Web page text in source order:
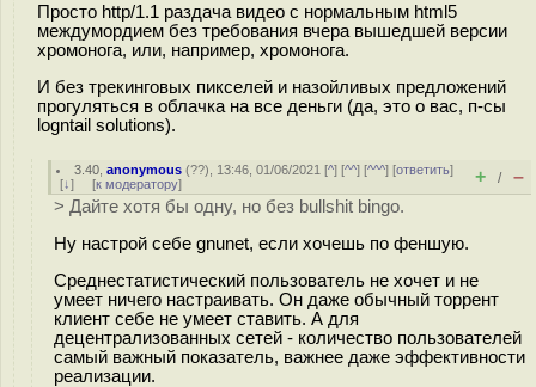
Просто http/1.1 раздача видео с нормальным html5
междумордием без требования вчера вышедшей версии
хромонога, или, например, хромонога.
И без трекинговых пикселей и назойливых предложений
прогуляться в облачка на все деньги (да, это о вас, п-сы
logntail solutions).
3.40 ,anonymous (??), 13:46, 01/06/2021 [^] [^^] [^^^] [ответить]
[↓] [к модератору] + / –
> Дайте хотя бы одну, но без bullshit bingo.
Ну настрой себе gnunet, если хочешь по феншую.
Среднестатистический пользователь не хочет и не
умеет ничего настраивать. Он даже обычный торрент
клиент себе не умеет ставить. А для
децентрализованных сетей - количество пользователей
самый важный показатель, важнее даже эффективности
реализации.